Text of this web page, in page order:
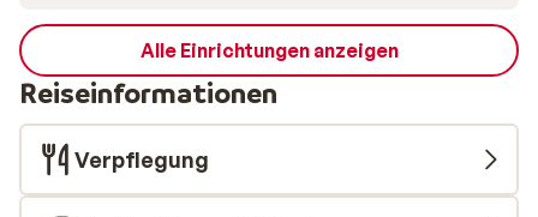
Alle Einrichtungen anzeigen
Reiseinformationen
Verpflegung